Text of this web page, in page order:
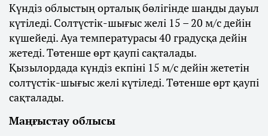
Күндіз облыстың орталық бөлігінде шаңды дауыл
күтіледі. Солтүстік-шығыс желі 15 – 20 м/с дейін
күшейеді. Ауа температурасы 40 градусқа дейін
жетеді. Төтенше өрт қаупі сақталады.
Қызылордада күндіз екпіні 15 м/с дейін жететін
солтүстік-шығыс желі күтіледі. Төтенше өрт қаупі
сақталады.
Маңғыстау облысы